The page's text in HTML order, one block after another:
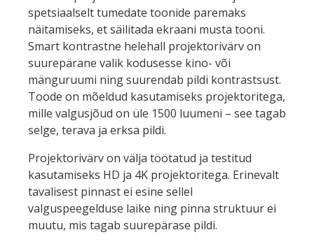
spetsiaalselt tumedate toonide paremaks
näitamiseks, et säilitada ekraani musta tooni.
Smart kontrastne helehall projektorivärv on
suurepärane valik kodusesse kino- või
mänguruumi ning suurendab pildi kontrastsust.
Toode on mõeldud kasutamiseks projektoritega,
mille valgusjõud on üle 1500 luumeni – see tagab
selge, terava ja erksa pildi.
Projektorivärv on välja töötatud ja testitud
kasutamiseks HD ja 4K projektoritega. Erinevalt
tavalisest pinnast ei esine sellel
valguspeegelduse laike ning pinna struktuur ei
muutu, mis tagab suurepärase pildi.